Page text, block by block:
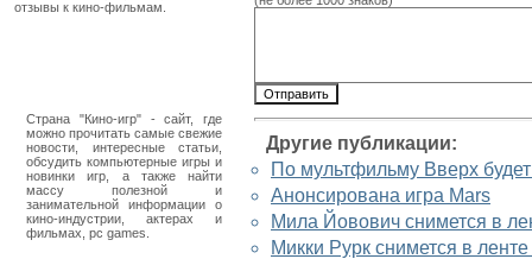
отзывы к кино-фильмам.
Страна "Кино-игр" - сайт, где
можно прочитать самые свежие
новости, интересные статьи,
обсудить компьютерные игры и
новинки игр, а также найти
массу полезной и
занимательной информации о
кино-индустрии, актерах и
фильмах, pc games.
Другие публикации:
По мультфильму Вверх
Анонсирована игра Mars
Мила Йовович снимется в
Микки Рурк снимется в